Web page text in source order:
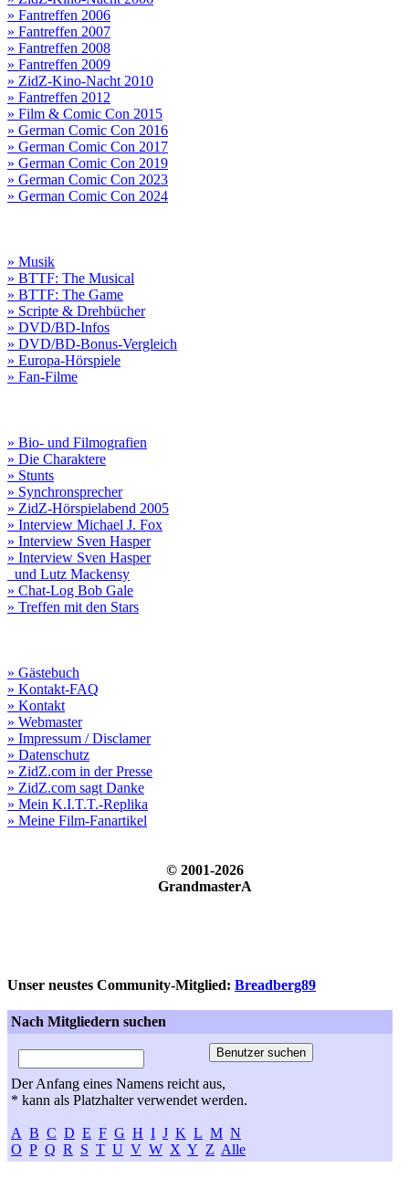
» Fantreffen 2006
» Fantreffen 2007
» Fantreffen 2008
» Fantreffen 2009
» ZidZ-Kino-Nacht 2010
» Fantreffen 2012
» Film & Comic Con 2015
» German Comic Con 2016
» German Comic Con 2017
» German Comic Con 2019
» German Comic Con 2023
» German Comic Con 2024
» Musik
» BTTF: The Musical
» BTTF: The Game
» Scripte & Drehbücher
» DVD/BD-Infos
» DVD/BD-Bonus-Vergleich
» Europa-Hörspiele
» Fan-Filme
» Bio- und Filmografien
» Die Charaktere
» Stunts
» Synchronsprecher
» ZidZ-Hörspielabend 2005
» Interview Michael J. Fox
» Interview Sven Hasper
» Interview Sven Hasper
und Lutz Mackensy
» Chat-Log Bob Gale
» Treffen mit den Stars
» Gästebuch
» Kontakt-FAQ
» Kontakt
» Webmaster
» Impressum / Disclamer
» Datenschutz
» ZidZ.com in der Presse
» ZidZ.com sagt Danke
» Mein K.I.T.T.-Replika
» Meine Film-Fanartikel
© 2001-2026
GrandmasterA
Unser neustes Community-Mitglied: Breadberg89
Nach Mitgliedern suchen
Der Anfang eines Namens reicht aus,
* kann als Platzhalter verwendet werden.
A B C D E F G H I J K L M N
O P Q R S T U V W X Y Z Alle